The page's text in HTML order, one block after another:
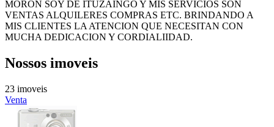
MORON SOY DE ITUZAINGO Y MIS SERVICIOS SON
VENTAS ALQUILERES COMPRAS ETC. BRINDANDO A
MIS CLIENTES LA ATENCION QUE NECESITAN CON
MUCHA DEDICACION Y CORDIALIIDAD.
Nossos imoveis
23 imoveis
Venta